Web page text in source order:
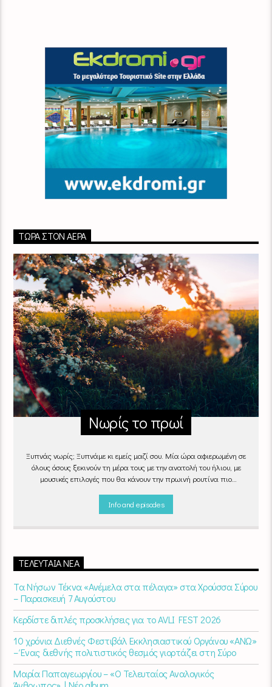
ΤΏΡΑ ΣΤΟΝ ΑΈΡΑ
Νωρίς το πρωί
Ξυπνάς νωρίς; Ξυπνάμε κι εμείς μαζί σου. Μία ώρα αφιερωμένη σε
όλους όσους ξεκινούν τη μέρα τους με την ανατολή του ήλιου, με
μουσικές επιλογές που θα κάνουν την πρωινή ρουτίνα πιο
06:00 - 07:00 στον Empneusi 107 FM
Info and episodes
ΤΕΛΕΥΤΑΊΑ ΝΈΑ
Τα Νήσων Τέκνα «Ανέμελα στα πέλαγα» στα Χρούσσα Σύρου
– Παρασκευή 7 Αυγούστου
Κερδίστε διπλές προσκλήσεις για το AVLI FEST 2026
10 χρόνια Διεθνές Φεστιβάλ Εκκλησιαστικού Οργάνου «ΑΝΩ»
– Ένας διεθνής πολιτιστικός θεσμός γιορτάζει στη Σύρο​
Μαρία Παπαγεωργίου – «Ο Τελευταίος Αναλογικός